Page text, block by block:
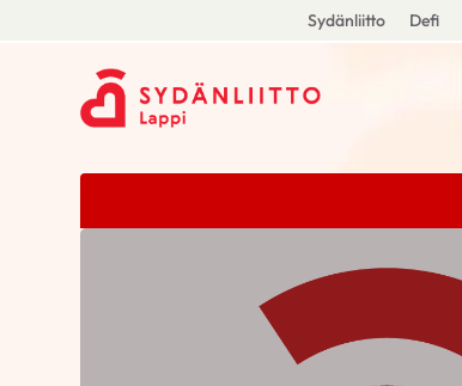
Sydänliitto Defi